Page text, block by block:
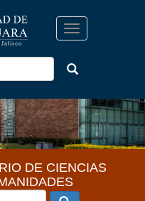
Toggle
navigation
DE CIENCIAS